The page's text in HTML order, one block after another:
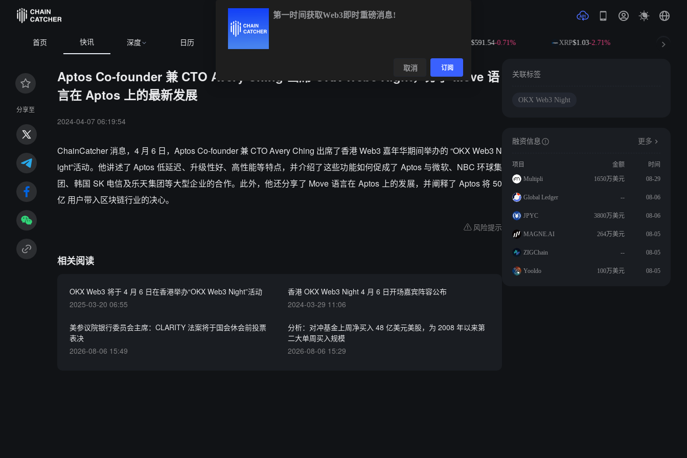
首页 快讯 深度 日历 $591.54-0.71% XRP$1.03-2.71% SOL
分享至
Aptos Co-founder 兼 CTO Avery Ching 出席 OKX Web3 Night，分享 Move 语
言在 Aptos 上的最新发展
2024-04-07 06:19:54
ChainCatcher 消息，4 月 6 日，Aptos Co-founder 兼 CTO Avery Ching 出席了香港 Web3 嘉年华期间举办的 “OKX Web3 N
ight”活动。他讲述了 Aptos 低延迟、升级性好、高性能等特点，并介绍了这些功能如何促成了 Aptos 与微软、NBC 环球集
团、韩国 SK 电信及乐天集团等大型企业的合作。此外，他还分享了 Move 语言在 Aptos 上的发展，并阐释了 Aptos 将 50
亿 用户带入区块链行业的决心。
风险提示
相关阅读
OKX Web3 将于 4 月 6 日在香港举办“OKX Web3 Night”活动
2025-03-20 06:55
香港 OKX Web3 Night 4 月 6 日开场嘉宾阵容公布
2024-03-29 11:06
美参议院银行委员会主席：CLARITY 法案将于国会休会前投票
表决
2026-08-06 15:49
分析：对冲基金上周净买入 48 亿美元美股，为 2008 年以来第
二大单周买入规模
2026-08-06 15:29
关联标签
OKX Web3 Night
融资信息 更多
项目 金额
时间
Multipli
1650万美元 08-29
Global Ledger -- 08-06
JPYC 3800万美元 08-06
MAGNE.AI 264万美元 08-05
ZIGChain -- 08-05
Yooldo 100万美元 08-05
第一时间获取Web3即时重磅消息!
取消 订阅